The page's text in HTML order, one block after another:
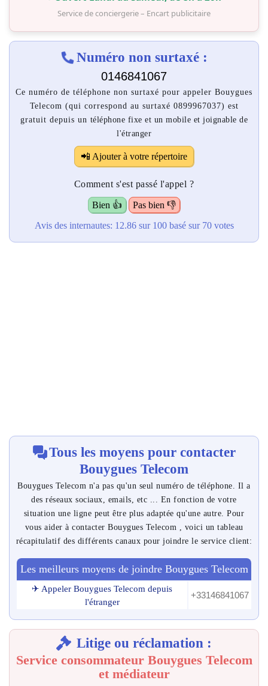
Service de conciergerie – Encart publicitaire
Numéro non surtaxé :
0146841067
Ce numéro de téléphone non surtaxé pour appeler Bouygues
Telecom (qui correspond au surtaxé 0899967037) est
gratuit depuis un téléphone fixe et un mobile et joignable de
l'étranger
📲 Ajouter à votre répertoire
Comment s'est passé l'appel ?
Bien 👍
Pas bien 👎
Avis des internautes: 12.86sur 100basé sur 70votes
Tous les moyens pour contacter
Bouygues Telecom
Bouygues Telecom n'a pas qu'un seul numéro de téléphone. Il a
des réseaux sociaux, emails, etc ... En fonction de votre
situation une ligne peut être plus adaptée qu'une autre. Pour
vous aider à contacter Bouygues Telecom , voici un tableau
récapitulatif des différents canaux pour joindre le service client:
Les meilleurs moyens de joindre Bouygues Telecom
✈ Appeler Bouygues Telecom depuis
l'étranger
+33146841067
Litige ou réclamation :
Service consommateur Bouygues Telecom
et médiateur